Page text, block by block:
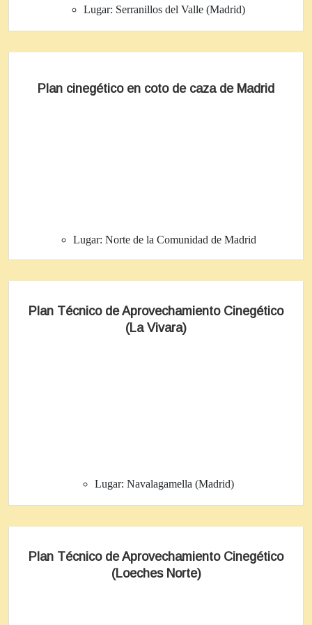
Lugar: Serranillos del Valle (Madrid)
Plan cinegético en coto de caza de Madrid
Lugar: Norte de la Comunidad de Madrid
Plan Técnico de Aprovechamiento Cinegético
(La Vivara)
Lugar: Navalagamella (Madrid)
Plan Técnico de Aprovechamiento Cinegético
(Loeches Norte)